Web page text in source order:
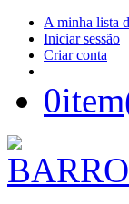
A minha lista
Iniciar sessão
Criar conta
0